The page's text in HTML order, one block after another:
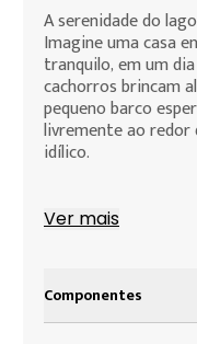
deve assumir
que deseja fazer.
A serenidade do
Imagine uma casa
tranquilo, em um
cachorros brincam
pequeno barco
livremente ao redor
idílico.
A partir de 10 anos
Dicas para montagem:
1. Confira o número
Ver mais
Componentes